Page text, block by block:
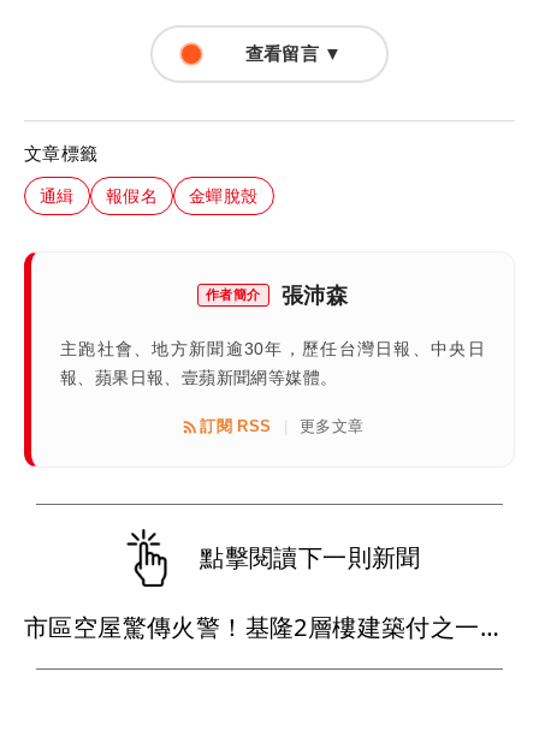
查看留言 ▼
文章標籤
通緝 報假名 金蟬脫殼
作者簡介 張沛森
主跑社會、地方新聞逾30年，歷任台灣日報、中央日
報、蘋果日報、壹蘋新聞網等媒體。
訂閱 RSS 更多文章
點擊閱讀下一則新聞
市區空屋驚傳火警！基隆2層樓建築付之一炬 內部慘況曝光